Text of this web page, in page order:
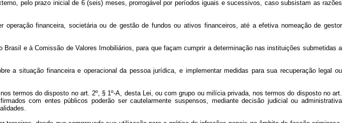
pelo prazo inicial de 6 (seis) meses, prorrogável por períodos iguais e sucessivos, caso subsistam as razões
financeira, societária ou de gestão de fundos ou ativos financeiros, até a efetiva nomeação de gestor
e à Comissão de Valores Imobiliários, para que façam cumprir a determinação nas instituições submetidas a
a situação financeira e operacional da pessoa jurídica, e implementar medidas para sua recuperação legal ou
termos do disposto no art. 2º, § 1º-A, desta Lei, ou com grupo ou milícia privada, nos termos do disposto no art.
com entes públicos poderão ser cautelarmente suspensos, mediante decisão judicial ou administrativa